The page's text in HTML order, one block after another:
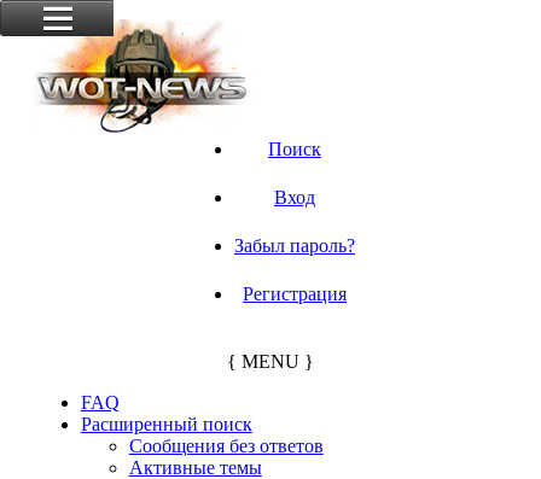
Поиск
Вход
Забыл пароль?
Регистрация
{ MENU }
FAQ
Расширенный поиск
Сообщения без ответов
Активные темы